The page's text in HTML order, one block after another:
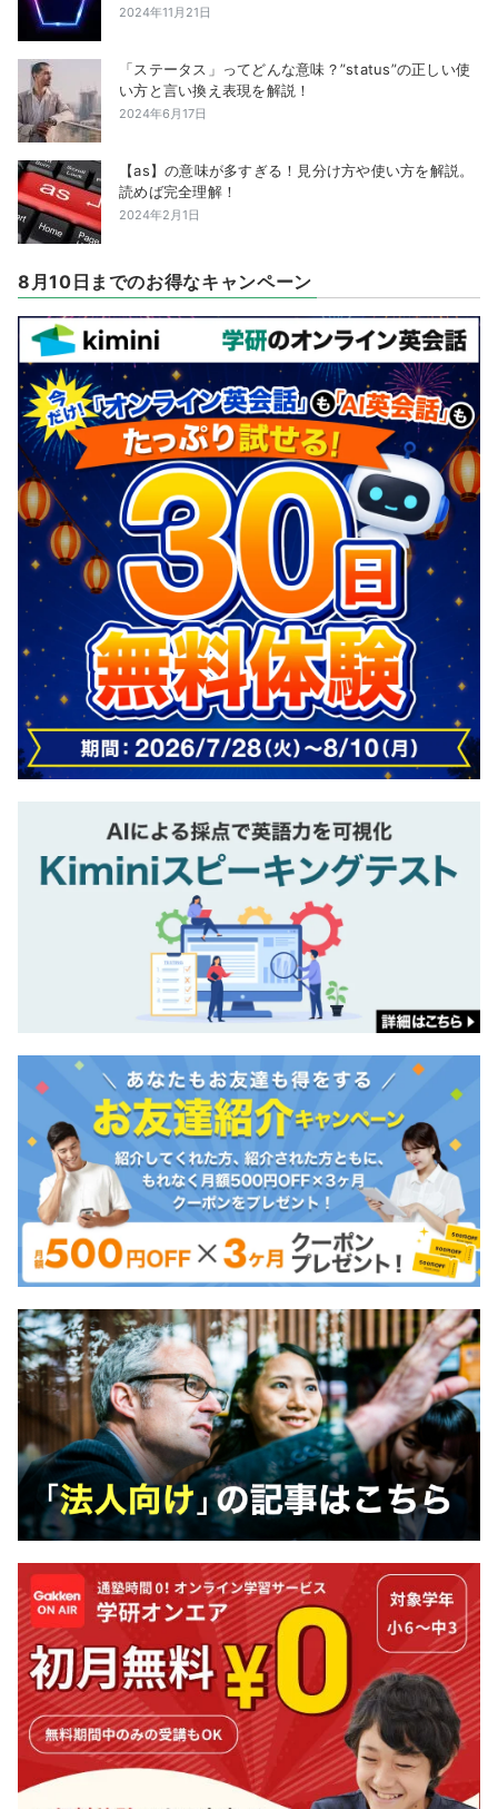
2024年11月21日
「ステータス」ってどんな意味？”status”の正しい使
い方と言い換え表現を解説！
2024年6月17日
【as】の意味が多すぎる！見分け方や使い方を解説。
読めば完全理解！
2024年2月1日
8月10日までのお得なキャンペーン